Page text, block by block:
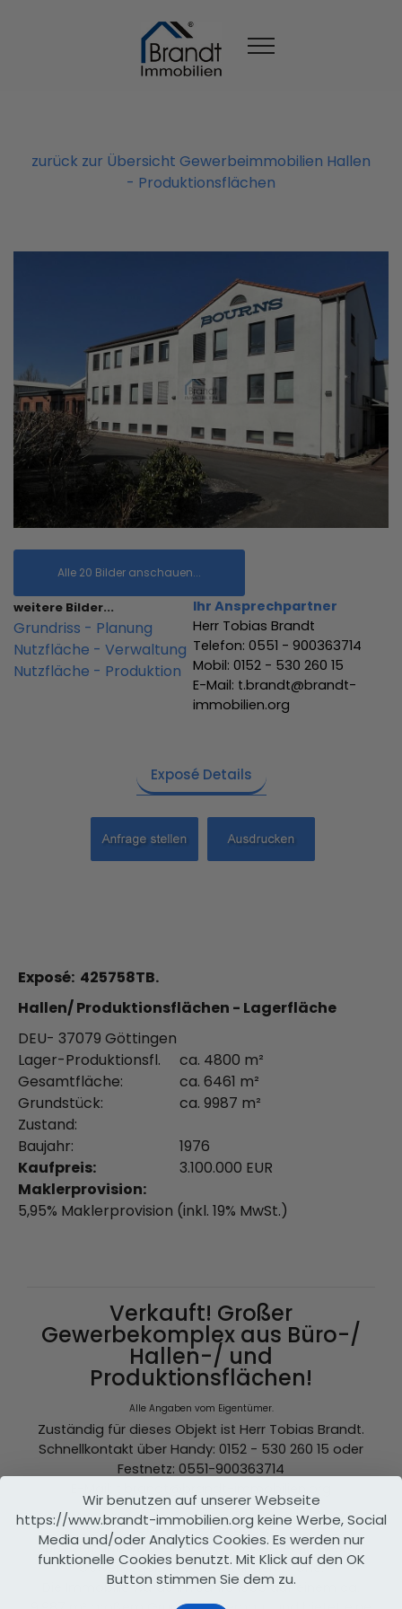
zurück zur Übersicht Gewerbeimmobilien Hallen
- Produktionsflächen
Alle 20 Bilder anschauen...
weitere Bilder...
Grundriss - Planung
Nutzfläche - Verwaltung
Nutzfläche - Produktion
Ihr Ansprechpartner
Herr Tobias Brandt
Telefon: 0551 - 900363714
Mobil: 0152 - 530 260 15
E-Mail: t.brandt@brandt-
immobilien.org
Exposé Details
Exposé: 425758TB.
Hallen/ Produktionsflächen - Lagerfläche
DEU- 37079 Göttingen
Lager-Produktionsfl.
ca. 4800 m²
Gesamtfläche:
ca. 6461 m²
Grundstück:
ca. 9987 m²
Zustand:
Baujahr:
1976
Kaufpreis:
3.100.000 EUR
Maklerprovision:
5,95% Maklerprovision (inkl. 19% MwSt.)
Verkauft! Großer
Gewerbekomplex aus Büro-/
Hallen-/ und
Produktionsflächen!
Alle Angaben vom Eigentümer.
Zuständig für dieses Objekt ist Herr Tobias Brandt.
Schnellkontakt über Handy: 0152 - 530 260 15 oder
Festnetz: 0551-900363714
Objektbeschreibung
Zum Verkauf steht ein großer Gewerbekomplex im
Gewerbegebiet von Göttingen Grone.
Die Immobilie wurde im Jahre 1955 auf einem ca.
Wir benutzen auf unserer Webseite
https://www.brandt-immobilien.org keine Werbe, Social
Media und/oder Analytics Cookies. Es werden nur
funktionelle Cookies benutzt. Mit Klick auf den OK
Button stimmen Sie dem zu.